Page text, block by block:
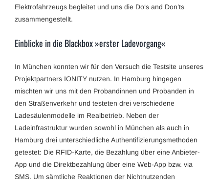
Elektrofahrzeugs begleitet und uns die Do‘s and Don’ts
zusammengestellt.
Einblicke in die Blackbox »erster Ladevorgang«
In München konnten wir für den Versuch die Testsite unseres
Projektpartners IONITY nutzen. In Hamburg hingegen
mischten wir uns mit den Probandinnen und Probanden in
den Straßenverkehr und testeten drei verschiedene
Ladesäulenmodelle im Realbetrieb. Neben der
Ladeinfrastruktur wurden sowohl in München als auch in
Hamburg drei unterschiedliche Authentifizierungsmethoden
getestet: Die RFID-Karte, die Bezahlung über eine Anbieter-
App und die Direktbezahlung über eine Web-App bzw. via
SMS. Um sämtliche Reaktionen der Nichtnutzenden